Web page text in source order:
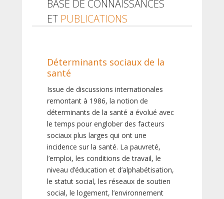
BASE DE CONNAISSANCES
ET PUBLICATIONS
Déterminants sociaux de la
santé
Issue de discussions internationales
remontant à 1986, la notion de
déterminants de la santé a évolué avec
le temps pour englober des facteurs
sociaux plus larges qui ont une
incidence sur la santé. La pauvreté,
l’emploi, les conditions de travail, le
niveau d’éducation et d’alphabétisation,
le statut social, les réseaux de soutien
social, le logement, l’environnement